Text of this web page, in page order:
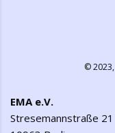
© 2023,
EMA e.V.
Stresemannstraße 21